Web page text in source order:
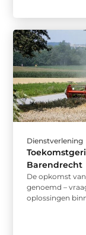
Dienstverlening
Barendrecht
De opkomst
genoemd –
oplossingen